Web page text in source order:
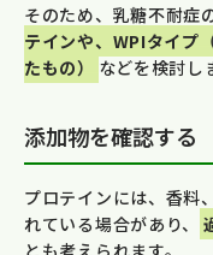
そのため、乳糖不耐症
テインや、WPIタイプ
たもの）
などを検討し
添加物を確認する
プロテインには、香料
れている場合があり、
とも考えられます。